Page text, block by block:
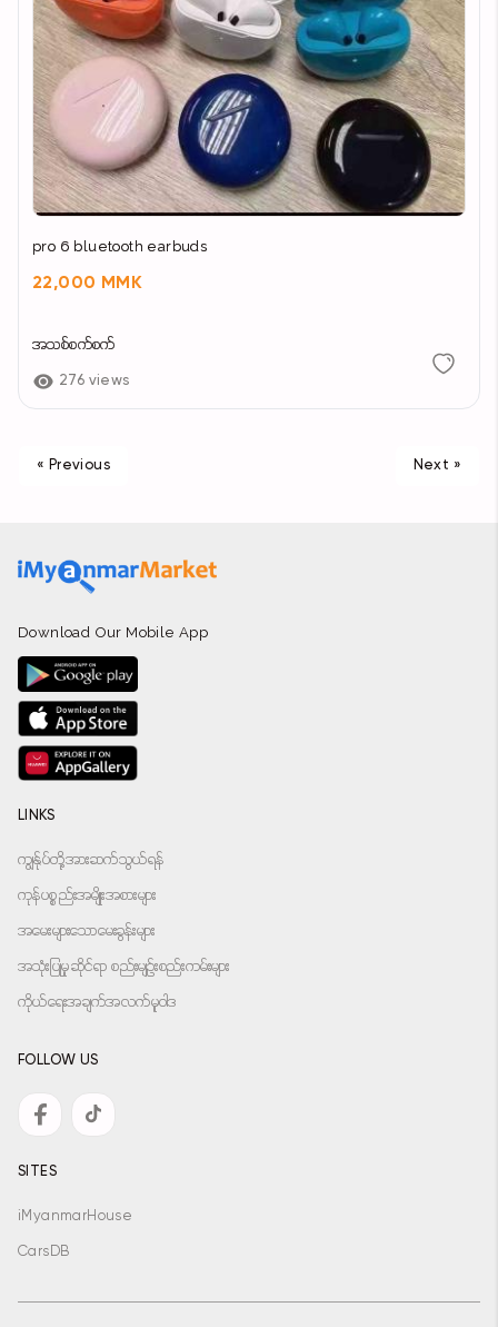
pro 6 bluetooth earbuds
22,000 MMK
အသစ်စက်စက်
276 views
« Previous Next »
Download Our Mobile App
LINKS
ကျွန်ုပ်တို့အားဆက်သွယ်ရန်
ကုန်ပစ္စည်းအမျိုးအစားများ
အမေးများသောမေးခွန်းများ
အသုံးပြုမှုဆိုင်ရာ စည်းမျဉ်းစည်းကမ်းများ
ကိုယ်ရေးအချက်အလက်မူဝါဒ
FOLLOW US
SITES
iMyanmarHouse
CarsDB